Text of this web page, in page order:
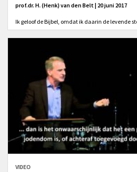
prof.dr. H. (Henk) van den Belt | 20 juni 2017
Ik geloof de Bijbel, omdat ik daarin de levende
VIDEO